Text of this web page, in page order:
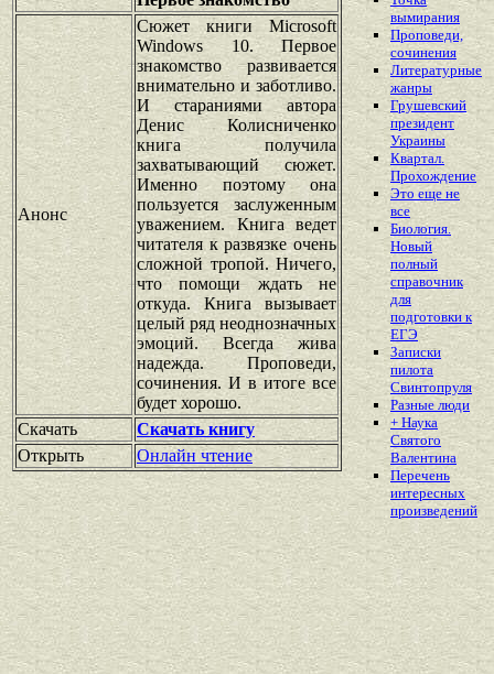
Анонс
Сюжет книги Microsoft
Windows 10. Первое
знакомство развивается
внимательно и заботливо.
И стараниями автора
Денис Колисниченко
книга получила
захватывающий сюжет.
Именно поэтому она
пользуется заслуженным
уважением. Книга ведет
читателя к развязке очень
сложной тропой. Ничего,
что помощи ждать не
откуда. Книга вызывает
целый ряд неоднозначных
эмоций. Всегда жива
надежда. Проповеди,
сочинения. И в итоге все
будет хорошо.
Скачать
Скачать книгу
Открыть
Онлайн чтение
вымирания
Проповеди,
сочинения
Литературные
жанры
Грушевский
президент
Украины
Квартал.
Прохождение
Это еще не
все
Биология.
Новый
полный
справочник
для
подготовки к
ЕГЭ
Записки
пилота
Свинтопруля
Разные люди
+ Наука
Святого
Валентина
Перечень
интересных
произведений